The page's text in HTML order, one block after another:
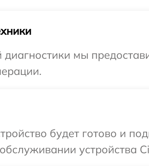
мы
будет готово и
устройства